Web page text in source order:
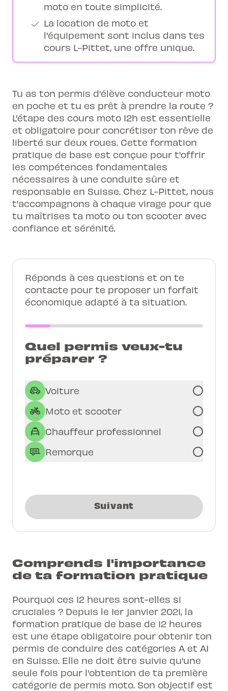
moto en toute simplicité.
La location de moto et
l'équipement sont inclus dans tes
cours L-Pittet, une offre unique.
Tu as ton permis d'élève conducteur moto
en poche et tu es prêt à prendre la route ?
L'étape des cours moto 12h est essentielle
et obligatoire pour concrétiser ton rêve de
liberté sur deux roues. Cette formation
pratique de base est conçue pour t'offrir
les compétences fondamentales
nécessaires à une conduite sûre et
responsable en Suisse. Chez L-Pittet, nous
t'accompagnons à chaque virage pour que
tu maîtrises ta moto ou ton scooter avec
confiance et sérénité.
Réponds à ces questions et on te
contacte pour te proposer un forfait
économique adapté à ta situation.
Quel permis veux-tu
préparer ?
Voiture
Moto et scooter
Chauffeur professionnel
Remorque
Suivant
Comprends l'importance
de ta formation pratique
Pourquoi ces 12 heures sont-elles si
cruciales ? Depuis le 1er janvier 2021, la
formation pratique de base de 12 heures
est une étape obligatoire pour obtenir ton
permis de conduire des catégories A et A1
en Suisse. Elle ne doit être suivie qu'une
seule fois pour l'obtention de ta première
catégorie de permis moto. Son objectif est